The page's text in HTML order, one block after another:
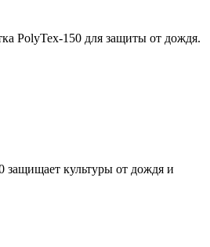
PolyTex-150 для защиты от дождя.
защищает культуры от дождя и